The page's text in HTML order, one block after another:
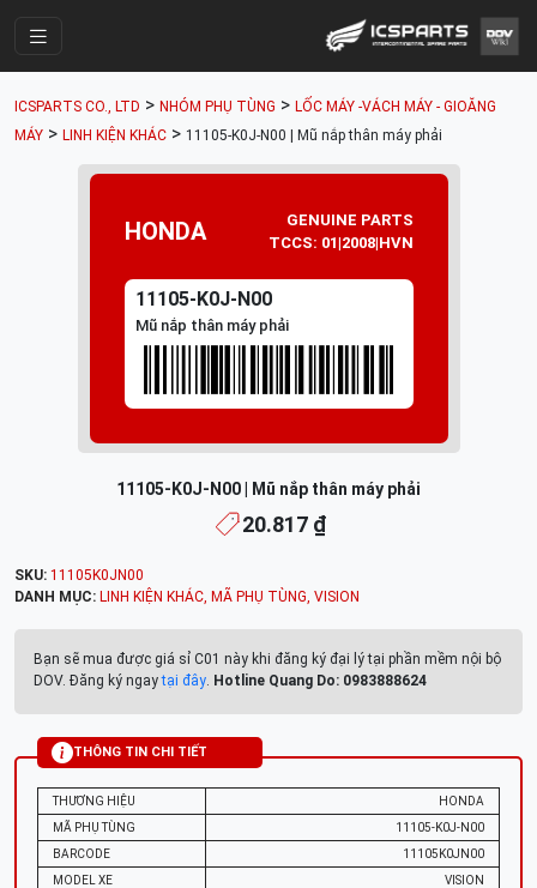
Cửa Hàng
Parts Catalogue
Mã Phụ Tùng
Tài khoản
ICSPARTS CO., LTD > NHÓM PHỤ TÙNG > LỐC MÁY -VÁCH MÁY - GIOĂNG
MÁY > LINH KIỆN KHÁC > 11105-K0J-N00 | Mũ nắp thân máy phải
HONDA
GENUINE PARTS
TCCS: 01|2008|HVN
11105-K0J-N00
Mũ nắp thân máy phải
11105-K0J-N00 | Mũ nắp thân máy phải
20.817 ₫
SKU: 11105K0JN00
DANH MỤC: LINH KIỆN KHÁC, MÃ PHỤ TÙNG, VISION
Bạn sẽ mua được giá sỉ C01 này khi đăng ký đại lý tại phần mềm nội bộ
DOV. Đăng ký ngaytại đây. Hotline Quang Do: 0983888624
THÔNG TIN CHI TIẾT
THƯƠNG HIỆU
HONDA
MÃ PHỤ TÙNG
11105-K0J-N00
BARCODE
11105K0JN00
MODEL XE
VISION